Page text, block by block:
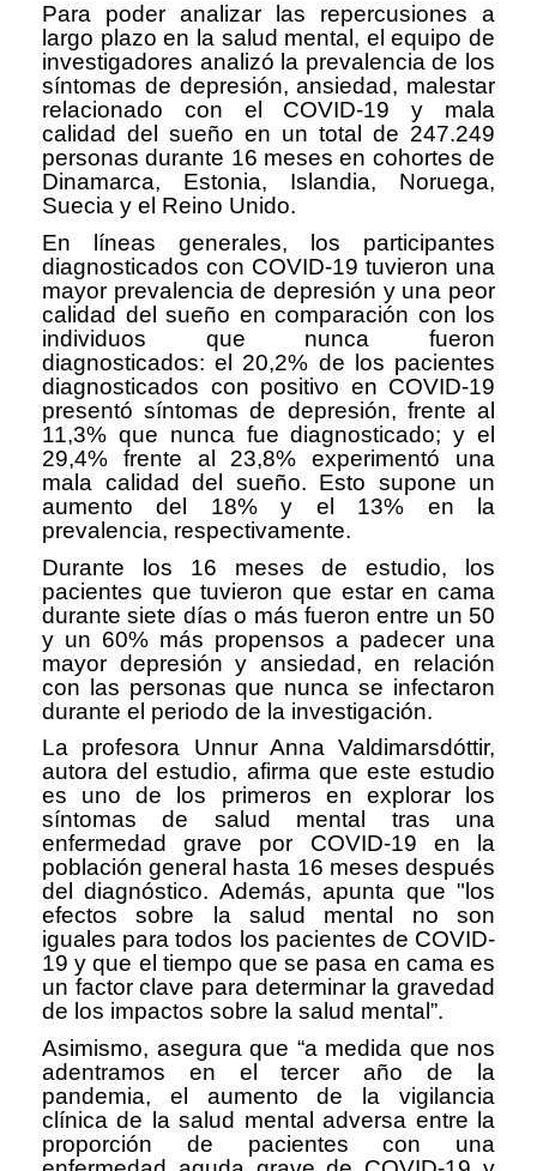
Para poder analizar las repercusiones a
largo plazo en la salud mental, el equipo de
investigadores analizó la prevalencia de los
síntomas de depresión, ansiedad, malestar
relacionado con el COVID-19 y mala
calidad del sueño en un total de 247.249
personas durante 16 meses en cohortes de
Dinamarca, Estonia, Islandia, Noruega,
Suecia y el Reino Unido.
En líneas generales, los participantes
diagnosticados con COVID-19 tuvieron una
mayor prevalencia de depresión y una peor
calidad del sueño en comparación con los
individuos que nunca fueron
diagnosticados: el 20,2% de los pacientes
diagnosticados con positivo en COVID-19
presentó síntomas de depresión, frente al
11,3% que nunca fue diagnosticado; y el
29,4% frente al 23,8% experimentó una
mala calidad del sueño. Esto supone un
aumento del 18% y el 13% en la
prevalencia, respectivamente.
Durante los 16 meses de estudio, los
pacientes que tuvieron que estar en cama
durante siete días o más fueron entre un 50
y un 60% más propensos a padecer una
mayor depresión y ansiedad, en relación
con las personas que nunca se infectaron
durante el periodo de la investigación.
La profesora Unnur Anna Valdimarsdóttir,
autora del estudio, afirma que este estudio
es uno de los primeros en explorar los
síntomas de salud mental tras una
enfermedad grave por COVID-19 en la
población general hasta 16 meses después
del diagnóstico. Además, apunta que "los
efectos sobre la salud mental no son
iguales para todos los pacientes de COVID-
19 y que el tiempo que se pasa en cama es
un factor clave para determinar la gravedad
de los impactos sobre la salud mental”.
Asimismo, asegura que “a medida que nos
adentramos en el tercer año de la
pandemia, el aumento de la vigilancia
clínica de la salud mental adversa entre la
proporción de pacientes con una